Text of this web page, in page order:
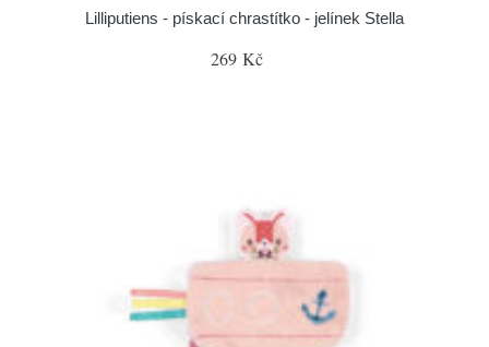
Lilliputiens - pískací chrastítko - jelínek Stella
269 Kč